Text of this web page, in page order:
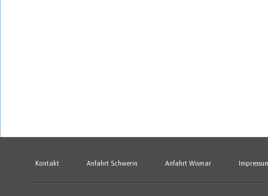
Kontakt Anfahrt Schwerin Anfahrt Wismar